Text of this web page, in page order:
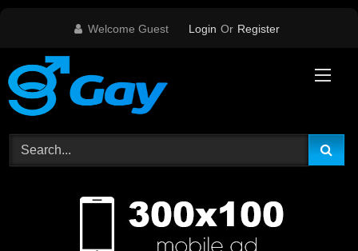
Welcome Guest Login Or Register